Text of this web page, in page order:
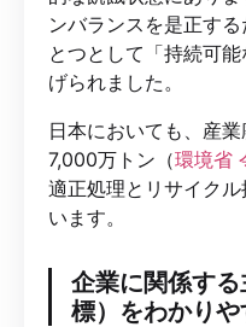
ンバランスを是正す
とつとして「持続可
げられました。
日本においても、産
7,000万トン（環境省
適正処理とリサイク
います。
企業に関係す
標）をわかり